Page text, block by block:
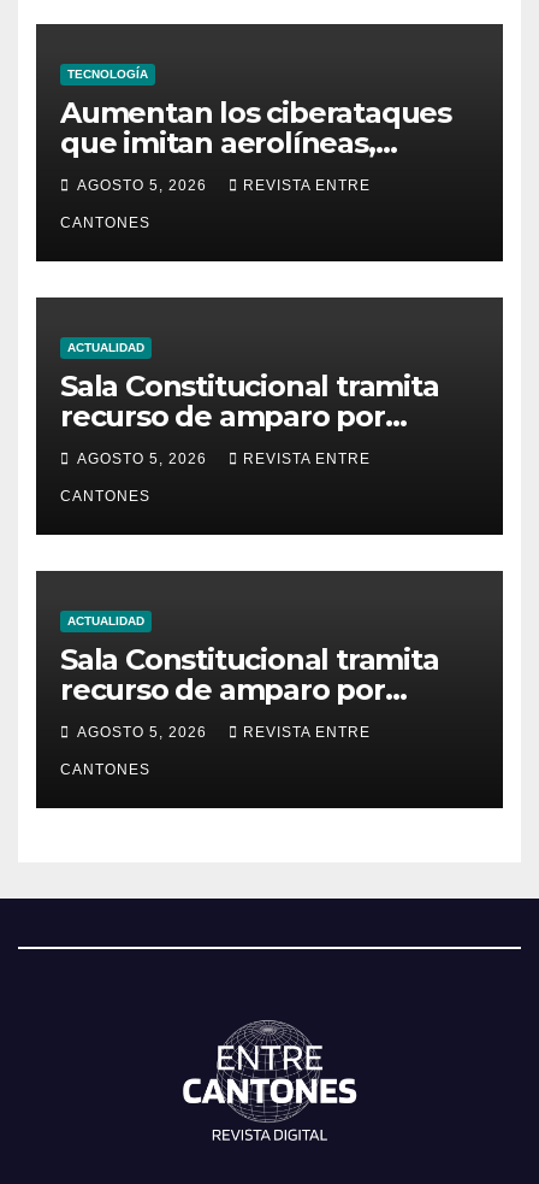
TECNOLOGÍA
Aumentan los ciberataques
que imitan aerolíneas,
hoteles y plataformas de
viaje
AGOSTO 5, 2026 REVISTA ENTRE
CANTONES
ACTUALIDAD
Sala Constitucional tramita
recurso de amparo por
presunta falta de respuesta
en relación con los
fundamentos técnicos del
examen de incorporación al
Colegio de Abogados
AGOSTO 5, 2026 REVISTA ENTRE
CANTONES
ACTUALIDAD
Sala Constitucional tramita
recurso de amparo por
presunta falta de respuesta
en relación con los
fundamentos técnicos del
examen de incorporación al
AGOSTO 5, 2026 REVISTA ENTRE
CANTONES